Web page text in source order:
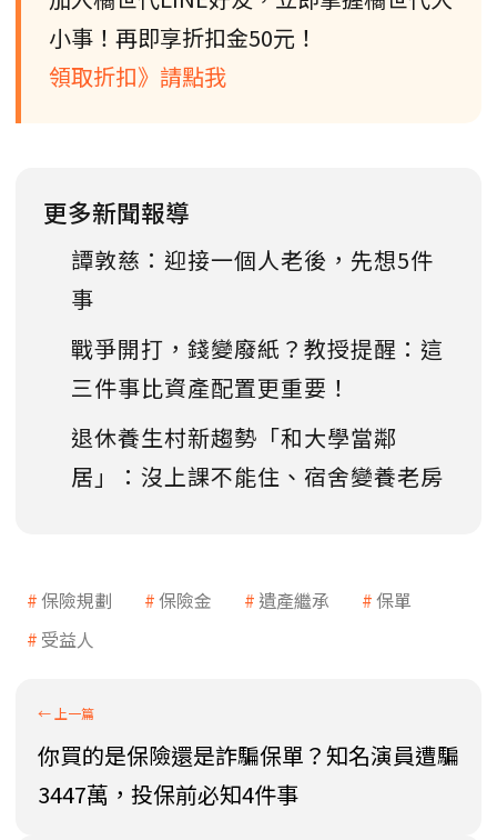
小事！再即享折扣金50元！
領取折扣》請點我
更多新聞報導
譚敦慈：迎接一個人老後，先想5件
事
戰爭開打，錢變廢紙？教授提醒：這
三件事比資產配置更重要！
退休養生村新趨勢「和大學當鄰
居」：沒上課不能住、宿舍變養老房
保險規劃 保險金 遺產繼承
保單
受益人
你買的是保險還是詐騙保單？知名演員遭騙
3447萬，投保前必知4件事